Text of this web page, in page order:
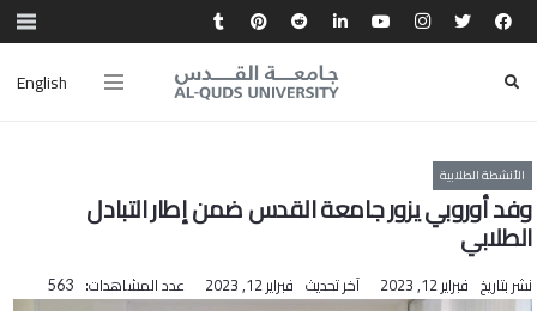
English
الأنشطة الطلابية
وفد أوروبي يزور جامعة القدس ضمن إطار التبادل
الطلابي
نشر بتاريخ فبراير 12, 2023 آخر تحديث فبراير 12, 2023 عدد المشاهدات: 563